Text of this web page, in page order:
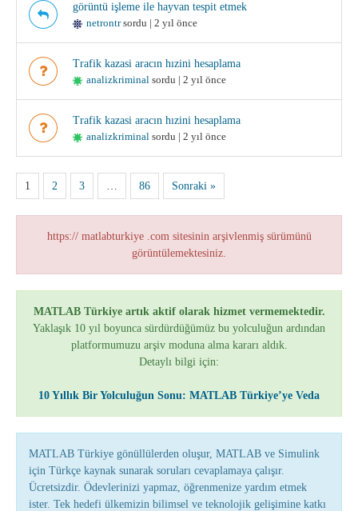
görüntü işleme ile hayvan tespit etmek
netrontrsordu | 2 yıl önce
Trafik kazasi aracın hızini hesaplama
analizkriminal sordu | 2 yıl önce
Trafik kazasi aracın hızini hesaplama
analizkriminal sordu | 2 yıl önce
1 2 3 … 86 Sonraki »
https:// matlabturkiye .com sitesinin arşivlenmiş sürümünü
görüntülemektesiniz.
MATLAB Türkiye artık aktif olarak hizmet vermemektedir.
Yaklaşık 10 yıl boyunca sürdürdüğümüz bu yolculuğun ardından
platformumuzu arşiv moduna alma kararı aldık.
Detaylı bilgi için:
10 Yıllık Bir Yolculuğun Sonu: MATLAB Türkiye’ye Veda
MATLAB Türkiye gönüllülerden oluşur, MATLAB ve Simulink
için Türkçe kaynak sunarak soruları cevaplamaya çalışır.
Ücretsizdir. Ödevlerinizi yapmaz, öğrenmenize yardım etmek
ister. Tek hedefi ülkemizin bilimsel ve teknolojik gelişimine katkı